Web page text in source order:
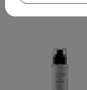
PRIDAŤ DO